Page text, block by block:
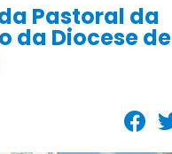
Pastoral da
da Diocese de